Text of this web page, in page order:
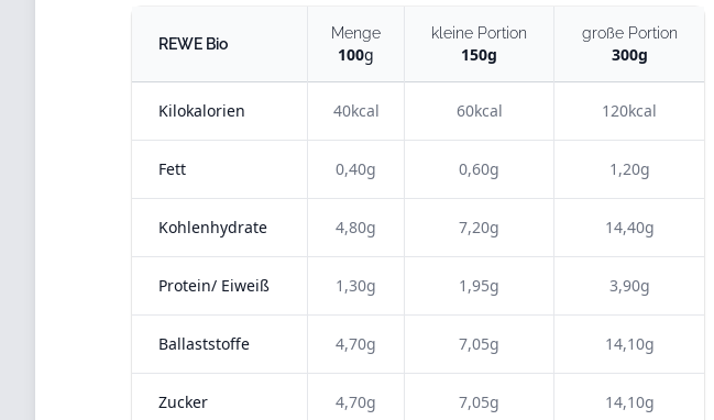
REWE Bio
Menge
100g
kleine Portion
150g
große Portion
300g
Kilokalorien 40kcal 60kcal 120kcal
Fett 0,40g 0,60g 1,20g
Kohlenhydrate 4,80g 7,20g 14,40g
Protein/ Eiweiß 1,30g 1,95g 3,90g
Ballaststoffe 4,70g 7,05g 14,10g
Zucker 4,70g 7,05g 14,10g